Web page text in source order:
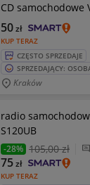
CD samochodowe
KUP TERAZ
50zł
CZĘSTO SPRZEDAJE
SPRZEDAJĄCY:
Kraków
radio
S120UB
-28% 105,00 zł
KUP TERAZ
75zł